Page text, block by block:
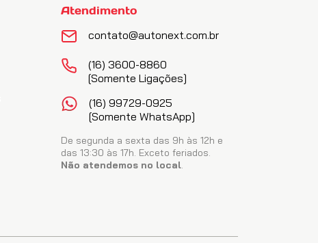
(0
60,85 no PIX
Atendimento
contato@autonext.com.br
(16) 3600-8860
[somente Ligações]
(16) 99729-0925
[somente WhatsApp]
De segunda a sexta das 9h às 12h e
das 13:30 às 17h. Exceto feriados.
Não atendemos no local.